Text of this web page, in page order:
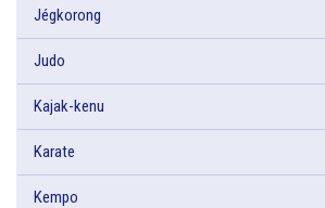
Jégkorong
Judo
Kajak-kenu
Karate
Kempo